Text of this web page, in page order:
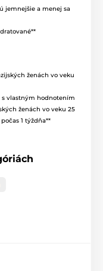
jemnejšie a menej sa
ženách vo veku
s vlastným hodnotením
ženách vo veku 25
1 týždňa**